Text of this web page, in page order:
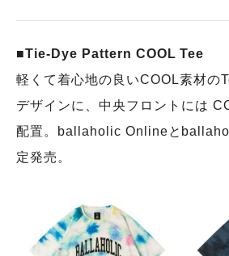
■Tie-Dye Pattern COOL Tee
軽くて着心地の良いCOOL素材の
デザインに、中央フロントには
配置。ballaholic Onlineと
定発売。